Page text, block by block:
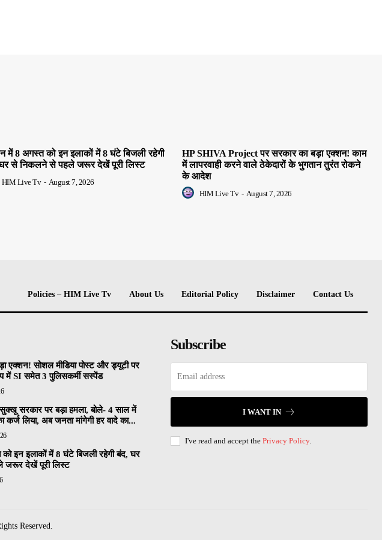
में 8 अगस्त को इन इलाकों में 8 घंटे बिजली रहेगी
से निकलने से पहले जरूर देखें पूरी लिस्ट
HIM Live Tv - August 7, 2026
HP SHIVA Project पर सरकार का बड़ा एक्शन! काम
में लापरवाही करने वाले ठेकेदारों के भुगतान तुरंत रोकने
के आदेश
HIM Live Tv - August 7, 2026
Policies – HIM Live Tv About Us Editorial Policy Disclaimer Contact Us
एक्शन! सोशल मीडिया पोस्ट और ड्यूटी पर
में SI समेत 3 पुलिसकर्मी सस्पेंड
सरकार पर बड़ा हमला, बोले- 4 साल में
कर्ज लिया, अब जनता मांगेगी हर वादे का...
इन इलाकों में 8 घंटे बिजली रहेगी बंद, घर
जरूर देखें पूरी लिस्ट
Subscribe
I WANT IN
I've read and accept the Privacy Policy.
Reserved.